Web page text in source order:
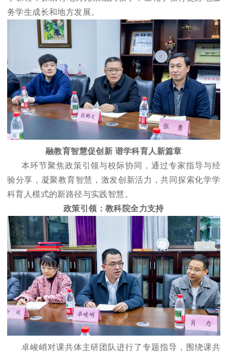
务学生成长和地方发展。
融教育智慧促创新 谱学科育人新篇章
本环节聚焦政策引领与校际协同，通过专家指导与经
验分享，凝聚教育智慧，激发创新活力，共同探索化学学
科育人模式的新路径与实践智慧。
政策引领：教科院全力支持
卓峻峭对课共体主研团队进行了专题指导，围绕课共